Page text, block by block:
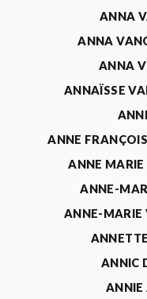
ANNA
ANNA
ANNA
ANNAÏSSE
ANNE
ANNE MARIE
ANNE-
ANNE-MARIE
ANNIC
ANNIE